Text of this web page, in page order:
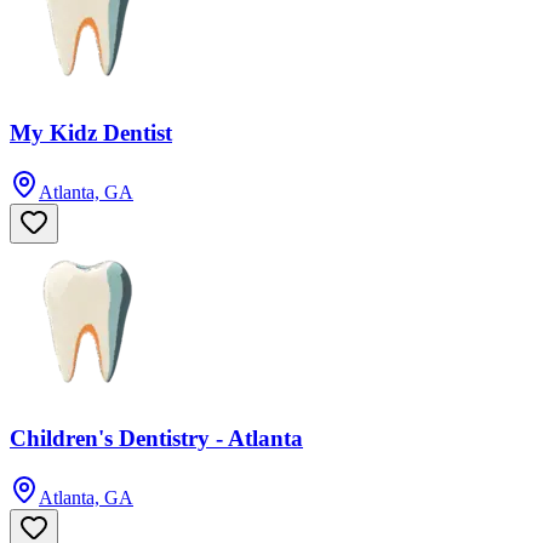
My Kidz Dentist
Atlanta, GA
Children's Dentistry - Atlanta
Atlanta, GA